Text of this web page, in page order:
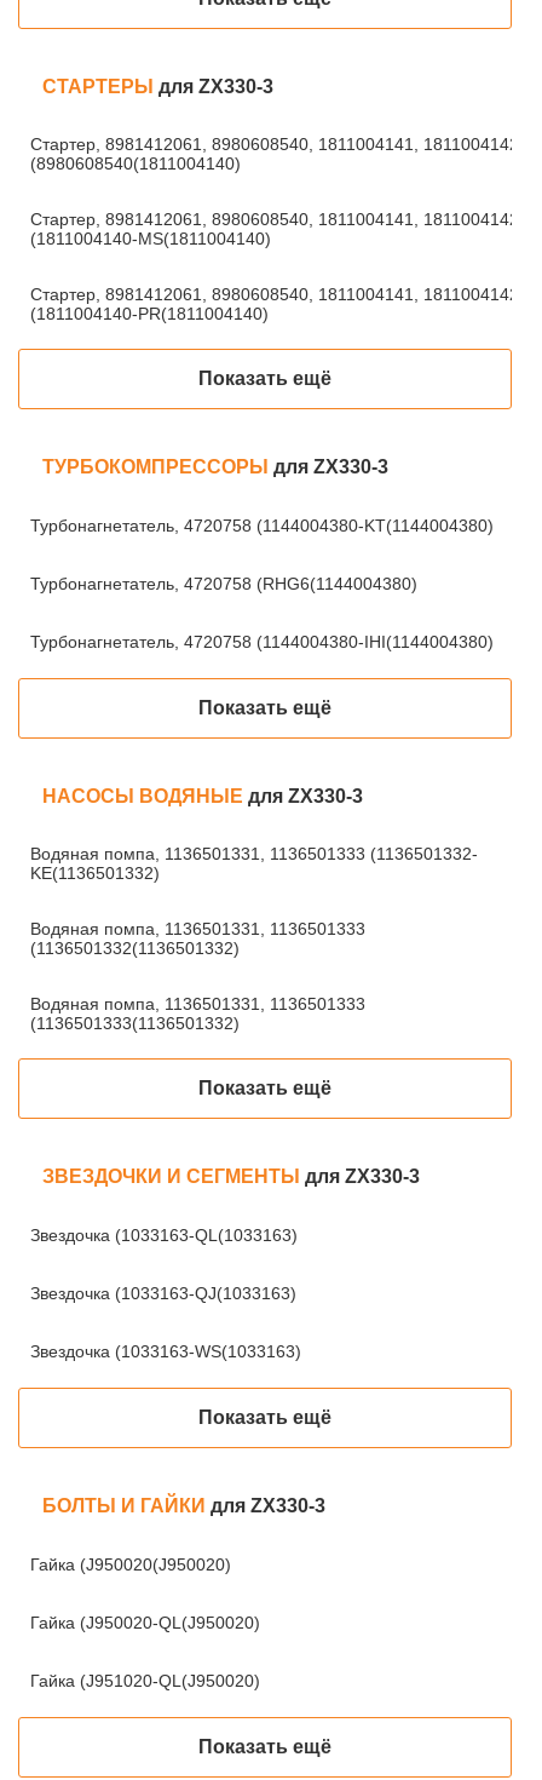
СТАРТЕРЫ для ZX330-3
Стартер, 8981412061, 8980608540, 1811004141, 1811004142
(8980608540(1811004140)
Стартер, 8981412061, 8980608540, 1811004141, 1811004142
(1811004140-MS(1811004140)
Стартер, 8981412061, 8980608540, 1811004141, 1811004142
(1811004140-PR(1811004140)
Показать ещё
ТУРБОКОМПРЕССОРЫ для ZX330-3
Турбонагнетатель, 4720758 (1144004380-KT(1144004380)
Турбонагнетатель, 4720758 (RHG6(1144004380)
Турбонагнетатель, 4720758 (1144004380-IHI(1144004380)
Показать ещё
НАСОСЫ ВОДЯНЫЕ для ZX330-3
Водяная помпа, 1136501331, 1136501333 (1136501332-
KE(1136501332)
Водяная помпа, 1136501331, 1136501333
(1136501332(1136501332)
Водяная помпа, 1136501331, 1136501333
(1136501333(1136501332)
Показать ещё
ЗВЕЗДОЧКИ И СЕГМЕНТЫ для ZX330-3
Звездочка (1033163-QL(1033163)
Звездочка (1033163-QJ(1033163)
Звездочка (1033163-WS(1033163)
Показать ещё
БОЛТЫ И ГАЙКИ для ZX330-3
Гайка (J950020(J950020)
Гайка (J950020-QL(J950020)
Гайка (J951020-QL(J950020)
Показать ещё